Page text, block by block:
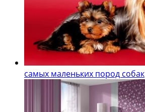
самых маленьких пород собак